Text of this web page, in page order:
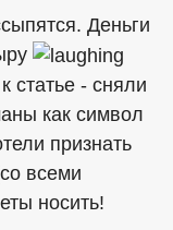
Деньги
статье - сняли
как символ
признать
всеми
носить!